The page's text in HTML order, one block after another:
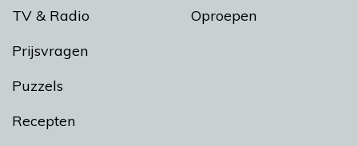
TV & Radio
Prijsvragen
Puzzels
Recepten
Oproepen